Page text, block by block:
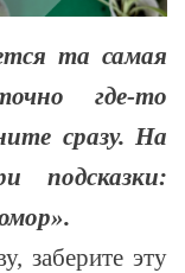
та самая
где-то
сразу. На
подсказки:
заберите эту